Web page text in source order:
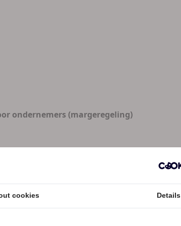
ondernemers (margeregeling)
onze ruim aanbod aan occasions op de
cookies Details